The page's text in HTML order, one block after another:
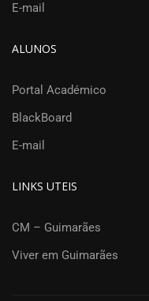
E-mail
ALUNOS
Portal Académico
BlackBoard
E-mail
LINKS UTEIS
CM – Guimarães
Viver em Guimarães